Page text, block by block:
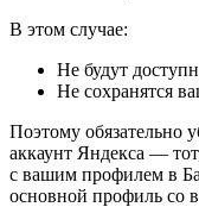
В этом случае:
Не будут
Не сохранятся
Поэтому обязательно
аккаунт Яндекса —
с вашим профилем в
основной профиль со